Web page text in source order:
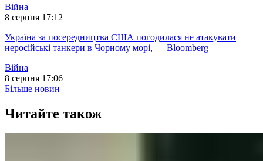
Війна
8 серпня 17:12
Україна за посередництва США погодилася не атакувати
неросійські танкери в Чорному морі, — Bloomberg
Війна
8 серпня 17:06
Більше новин
Читайте також